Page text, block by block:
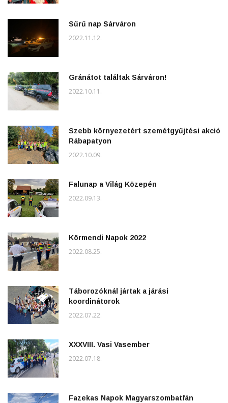
Sűrű nap Sárváron
2022.11.12.
Gránátot találtak Sárváron!
2022.10.11.
Szebb környezetért szemétgyűjtési akció
Rábapatyon
2022.10.09.
Falunap a Világ Közepén
2022.09.13.
Körmendi Napok 2022
2022.08.25.
Táborozóknál jártak a járási
koordinátorok
2022.07.22.
XXXVIII. Vasi Vasember
2022.07.18.
Fazekas Napok Magyarszombatfán